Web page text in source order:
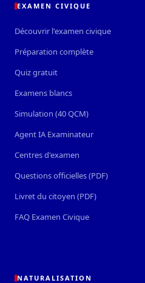
EXAMEN CIVIQUE
Découvrir l'examen civique
Préparation complète
Quiz gratuit
Examens blancs
Simulation (40 QCM)
Agent IA Examinateur
Centres d'examen
Questions officielles (PDF)
Livret du citoyen (PDF)
FAQ Examen Civique
NATURALISATION